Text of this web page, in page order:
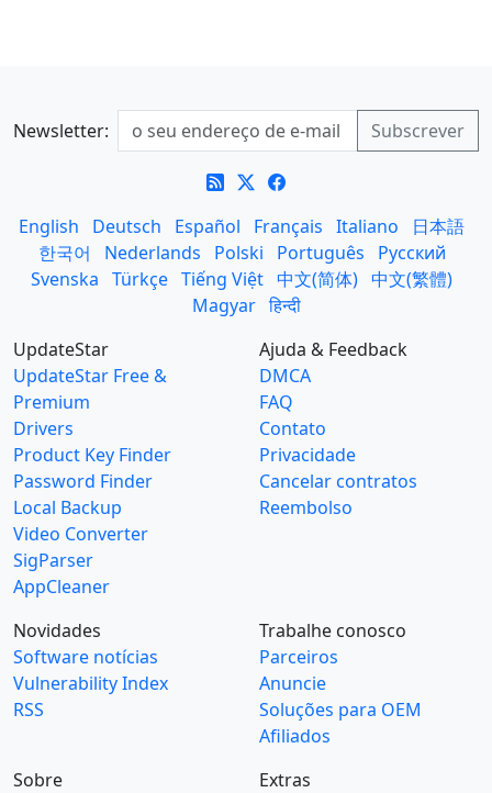
Newsletter:
English Deutsch Español Français Italiano
日本語
한국어
Nederlands Polski Português
Русский
Svenska Türkçe Tiếng Việt 中文(简体) 中文(繁體)
Magyar हिन्दी
UpdateStar
UpdateStar Free &
Premium
Drivers
Product Key Finder
Password Finder
Local Backup
Video Converter
SigParser
AppCleaner
Ajuda & Feedback
DMCA
FAQ
Contato
Privacidade
Cancelar contratos
Reembolso
Novidades
Software notícias
Vulnerability Index
RSS
Trabalhe conosco
Parceiros
Anuncie
Soluções para OEM
Afiliados
Sobre
Extras